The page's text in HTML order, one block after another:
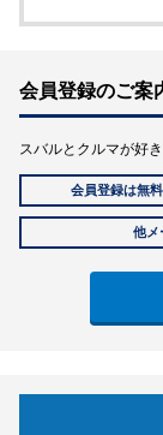
会員登録のご案
スバルとクルマが好
会員登録は無料
他メ